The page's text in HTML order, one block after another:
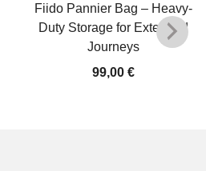
Fiido Pannier Bag – Heavy-
Duty Storage for Extended
Journeys
99,00 €